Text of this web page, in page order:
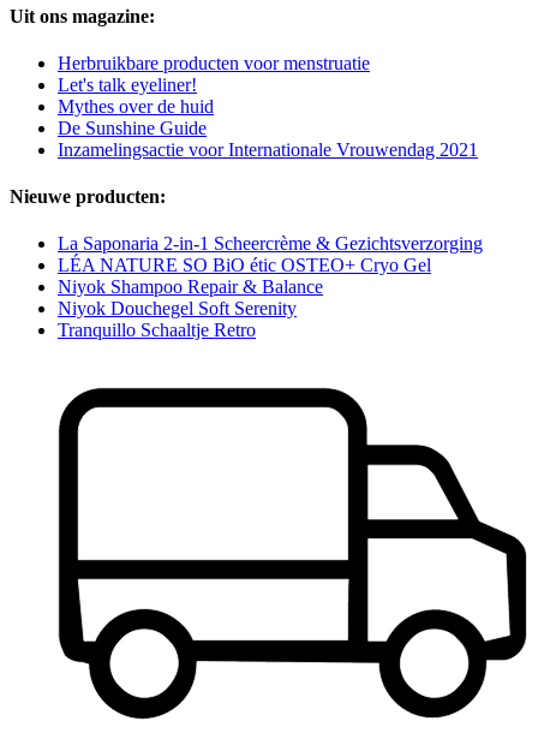
Uit ons magazine:
Herbruikbare producten voor menstruatie
Let's talk eyeliner!
Mythes over de huid
De Sunshine Guide
Inzamelingsactie voor Internationale Vrouwendag 2021
Nieuwe producten:
La Saponaria 2-in-1 Scheercrème & Gezichtsverzorging
LÉA NATURE SO BiO étic OSTEO+ Cryo Gel
Niyok Shampoo Repair & Balance
Niyok Douchegel Soft Serenity
Tranquillo Schaaltje Retro